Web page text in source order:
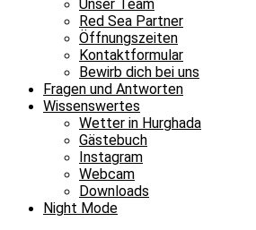
Unser Team
Red Sea Partner
Öffnungszeiten
Kontaktformular
Bewirb dich bei uns
Fragen und Antworten
Wissenswertes
Wetter in Hurghada
Gästebuch
Instagram
Webcam
Downloads
Night Mode